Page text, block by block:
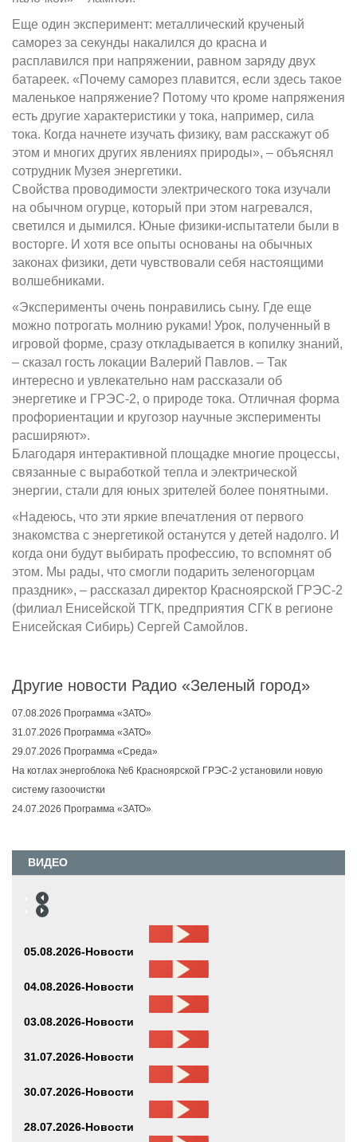
Еще один эксперимент: металлический крученый
саморез за секунды накалился до красна и
расплавился при напряжении, равном заряду двух
батареек. «Почему саморез плавится, если здесь такое
маленькое напряжение? Потому что кроме напряжения
есть другие характеристики у тока, например, сила
тока. Когда начнете изучать физику, вам расскажут об
этом и многих других явлениях природы», – объяснял
сотрудник Музея энергетики.
Свойства проводимости электрического тока изучали
на обычном огурце, который при этом нагревался,
светился и дымился. Юные физики-испытатели были в
восторге. И хотя все опыты основаны на обычных
законах физики, дети чувствовали себя настоящими
волшебниками.
«Эксперименты очень понравились сыну. Где еще
можно потрогать молнию руками! Урок, полученный в
игровой форме, сразу откладывается в копилку знаний,
– сказал гость локации Валерий Павлов. – Так
интересно и увлекательно нам рассказали об
энергетике и ГРЭС-2, о природе тока. Отличная форма
профориентации и кругозор научные эксперименты
расширяют».
Благодаря интерактивной площадке многие процессы,
связанные с выработкой тепла и электрической
энергии, стали для юных зрителей более понятными.
«Надеюсь, что эти яркие впечатления от первого
знакомства с энергетикой останутся у детей надолго. И
когда они будут выбирать профессию, то вспомнят об
этом. Мы рады, что смогли подарить зеленогорцам
праздник», – рассказал директор Красноярской ГРЭС-2
(филиал Енисейской ТГК, предприятия СГК в регионе
Енисейская Сибирь) Сергей Самойлов.
Другие новости Радио «Зеленый город»
07.08.2026 Программа «ЗАТО»
31.07.2026 Программа «ЗАТО»
29.07.2026 Программа «Среда»
На котлах энергоблока №6 Красноярской ГРЭС-2 установили новую
систему газоочистки
24.07.2026 Программа «ЗАТО»
ВИДЕО
05.08.2026-Новости
04.08.2026-Новости
03.08.2026-Новости
31.07.2026-Новости
30.07.2026-Новости
28.07.2026-Новости